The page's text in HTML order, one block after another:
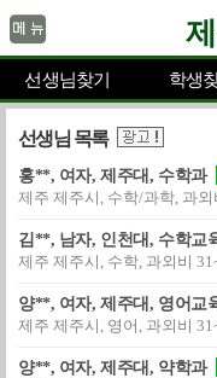
선생님찾기 학생
선생님 목록
홍**, 여자, 제주대, 수학과
제주 제주시, 수학/과학, 과외
김**, 남자, 인천대, 수학교
제주 제주시, 수학, 과외비
양**, 여자, 제주대, 영어교
제주 제주시, 영어, 과외비
양**, 여자, 제주대, 약학과